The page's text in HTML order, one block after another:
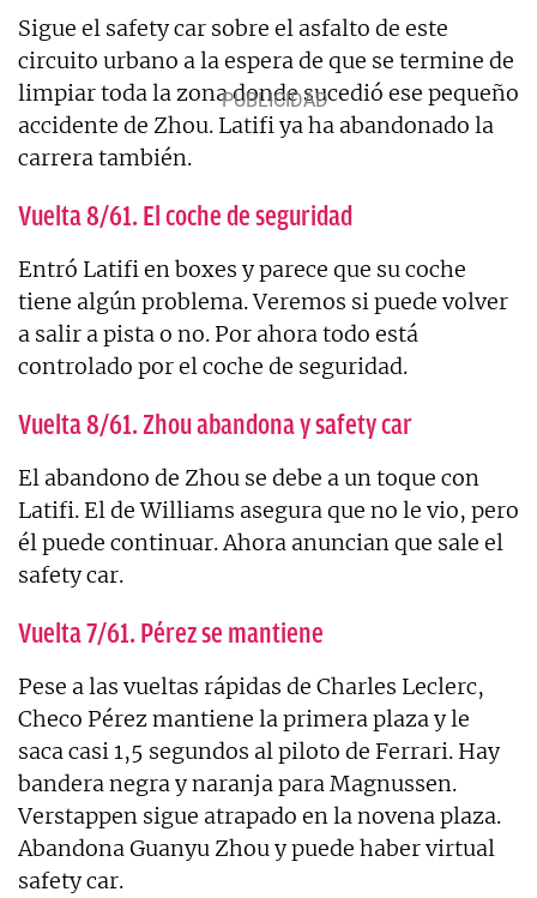
Sigue el safety car sobre el asfalto de este
circuito urbano a la espera de que se termine de
limpiar toda la zona donde sucedió ese pequeño
accidente de Zhou. Latifi ya ha abandonado la
carrera también.
Vuelta 8/61. El coche de seguridad
Entró Latifi en boxes y parece que su coche
tiene algún problema. Veremos si puede volver
a salir a pista o no. Por ahora todo está
controlado por el coche de seguridad.
Vuelta 8/61. Zhou abandona y safety car
El abandono de Zhou se debe a un toque con
Latifi. El de Williams asegura que no le vio, pero
él puede continuar. Ahora anuncian que sale el
safety car.
Vuelta 7/61. Pérez se mantiene
Pese a las vueltas rápidas de Charles Leclerc,
Checo Pérez mantiene la primera plaza y le
saca casi 1,5 segundos al piloto de Ferrari. Hay
bandera negra y naranja para Magnussen.
Verstappen sigue atrapado en la novena plaza.
Abandona Guanyu Zhou y puede haber virtual
safety car.